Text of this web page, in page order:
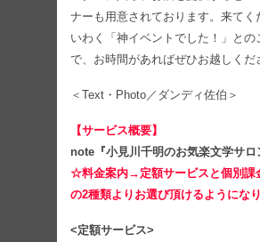
ナーも用意されております。来てく
いわく「神イベントでした！」との
で、お時間があればぜひお越しくだ
＜Text・Photo／ダンディ佐伯＞
【サービス概要】
note『小見川千明のお気楽文学サロ
☆料金案内→定額サービスと個別課
の2種類よりお選び頂けるようになり
<定額サービス>